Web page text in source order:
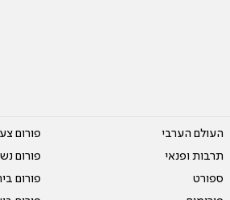
העולם הערבי
תרבות ופנאי
ספורט
פורום
פורום
פורום